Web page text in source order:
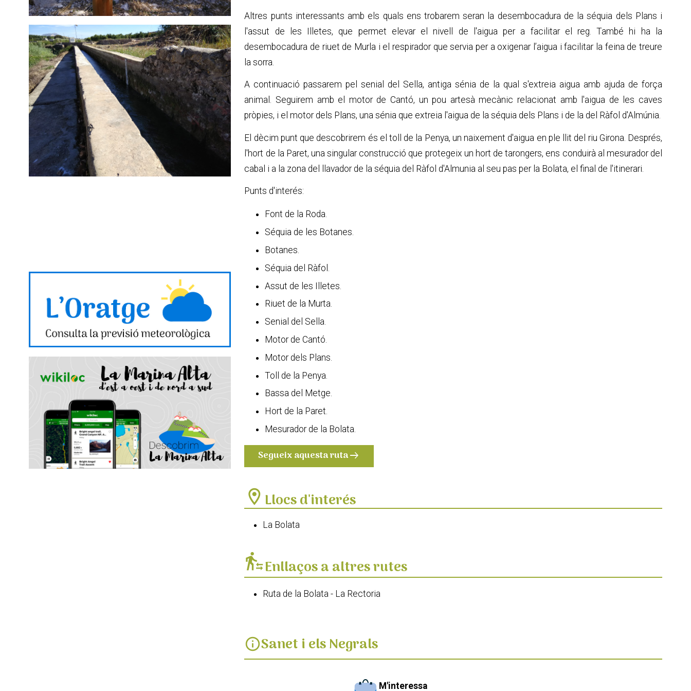
Altres punts interessants amb els quals ens trobarem seran la desembocadura de la séquia dels Plans i
l'assut de les Illetes, que permet elevar el nivell de l'aigua per a facilitar el reg. També hi ha la
desembocadura de riuet de Murla i el respirador que servia per a oxigenar l’aigua i facilitar la feina de treure
la sorra.
A continuació passarem pel senial del Sella, antiga sénia de la qual s'extreia aigua amb ajuda de força
animal. Seguirem amb el motor de Cantó, un pou artesà mecànic relacionat amb l'aigua de les caves
pròpies, i el motor dels Plans, una sénia que extreia l'aigua de la séquia dels Plans i de la del Ràfol d'Almúnia.
El dècim punt que descobrirem és el toll de la Penya, un naixement d'aigua en ple llit del riu Girona. Després,
l'hort de la Paret, una singular construcció que protegeix un hort de tarongers, ens conduirà al mesurador del
cabal i a la zona del llavador de la séquia del Ràfol d'Almunia al seu pas per la Bolata, el final de l'itinerari.
Punts d'interés:
Font de la Roda.
Séquia de les Botanes.
Botanes.
Séquia del Ràfol.
Assut de les Illetes.
Riuet de la Murta.
Senial del Sella.
Motor de Cantó.
Motor dels Plans.
Toll de la Penya.
Bassa del Metge.
Hort de la Paret.
Mesurador de la Bolata.
Segueix aquesta rutaarrow_right_alt
location_on Llocs d'interés
La Bolata
transfer_within_a_stationEnllaços a altres rutes
Ruta de la Bolata - La Rectoria
infoSanet i els Negrals
M'interessa